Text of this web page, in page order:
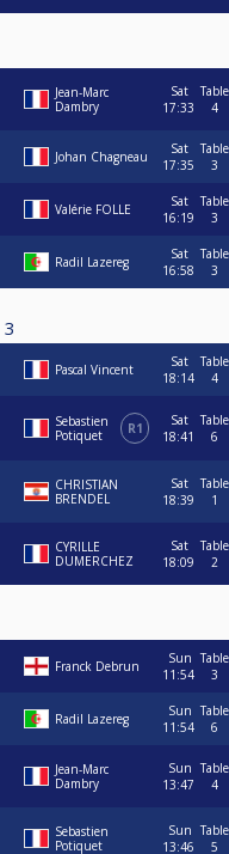
Jean-Marc
Dambry
Sat
17:33
Table
4
Johan Chagneau
Sat
17:35
Table
3
Valérie FOLLE
Sat
16:19
Table
3
Radil Lazereg
Sat
16:58
Table
3
3
Pascal Vincent
Sat
18:14
Table
4
Sebastien
Potiquet
R1
Sat
18:41
Table
6
CHRISTIAN
BRENDEL
Sat
18:39
Table
1
CYRILLE
DUMERCHEZ
Sat
18:09
Table
2
Franck Debrun
Sun
11:54
Table
3
Radil Lazereg
Sun
11:54
Table
6
Jean-Marc
Dambry
Sun
13:47
Table
4
Sebastien
Potiquet
Sun
13:46
Table
5